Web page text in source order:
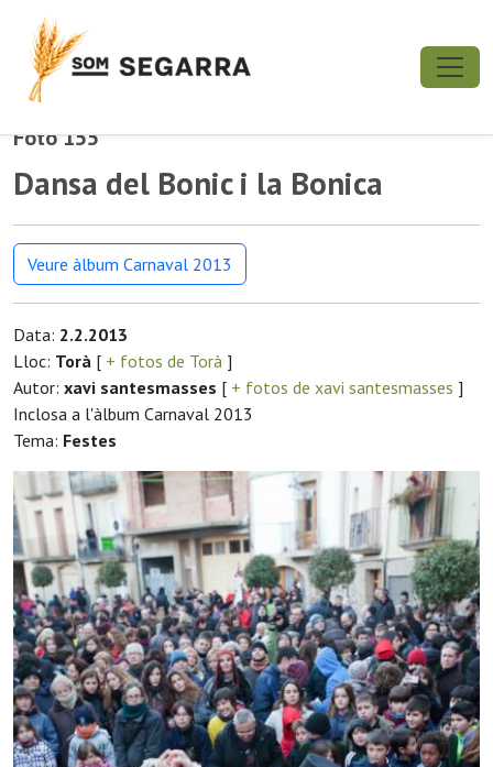
Foto 155
Dansa del Bonic i la Bonica
Veure àlbum Carnaval 2013
Data: 2.2.2013
Lloc: Torà [ + fotos de Torà ]
Autor: xavi santesmasses [ + fotos de xavi santesmasses ]
Inclosa a l'àlbum Carnaval 2013
Tema: Festes